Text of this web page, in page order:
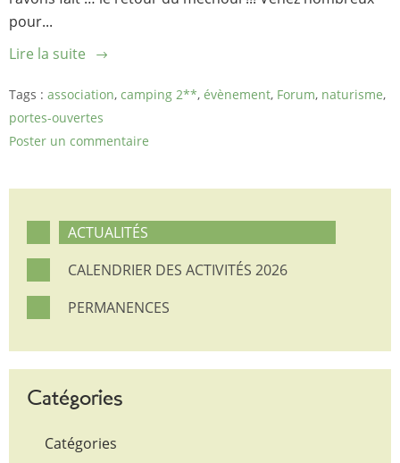
pour...
Lire la suite
Tags : association, camping 2**, évènement, Forum, naturisme,
portes-ouvertes
Poster un commentaire
ACTUALITÉS
CALENDRIER DES ACTIVITÉS 2026
PERMANENCES
Catégories
Catégories